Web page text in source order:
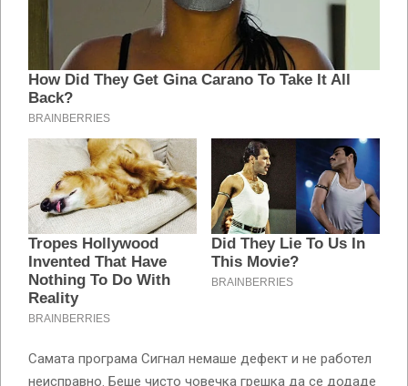
Самата програма Сигнал немаше дефект и не работел
неисправно. Беше чисто човечка грешка да се додаде